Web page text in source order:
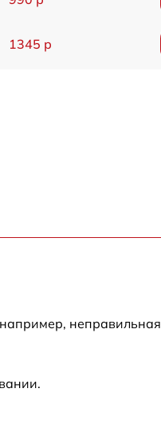
1345 р
неправильная